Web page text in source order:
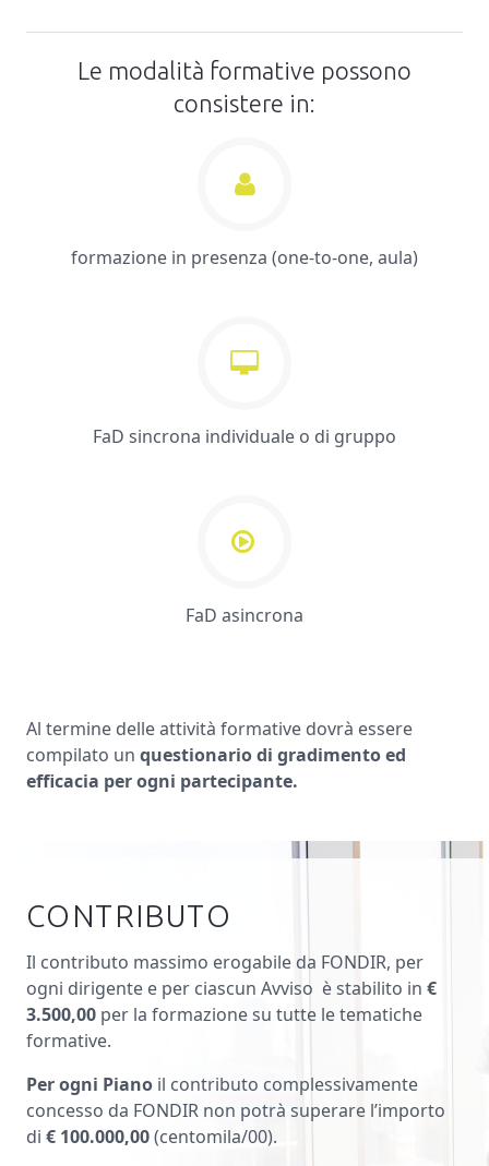
Le modalità formative possono
consistere in:
formazione in presenza (one-to-one, aula)
FaD sincrona individuale o di gruppo
FaD asincrona
Al termine delle attività formative dovrà essere
compilato un questionario di gradimento ed
efficacia per ogni partecipante.
CONTRIBUTO
Il contributo massimo erogabile da FONDIR, per
ogni dirigente e per ciascun Avviso è stabilito in €
3.500,00 per la formazione su tutte le tematiche
formative.
Per ogni Piano il contributo complessivamente
concesso da FONDIR non potrà superare l’importo
di € 100.000,00(centomila/00).